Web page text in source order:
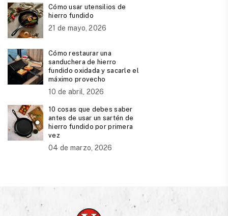
Cómo usar utensilios de
hierro fundido
21 de mayo, 2026
Cómo restaurar una
sanduchera de hierro
fundido oxidada y sacarle el
máximo provecho
10 de abril, 2026
10 cosas que debes saber
antes de usar un sartén de
hierro fundido por primera
vez
04 de marzo, 2026